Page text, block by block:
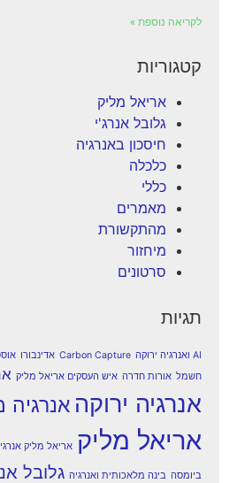
לקריאה נוספת »
קטגוריות
אריאל מליק
גלובל אנרג'י
חיסכון באנרגיה
כלכלה
כללי
מאמרים
מהתקשורת
מיחזור
סרטונים
תגיות
AI ואנרגיה ירוקה Carbon Capture אדינבורו
חשמל אורות חדרה איש העסקים אריאל מליק
אנרגיה ירוקה
אריאל מליק אריאל מליק
ביומסה בינה מלאכותית ואנרגיה גלובל